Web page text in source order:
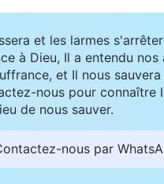
simple parole, Dieu a
choses, et une seule
les gens d’entre les
instantanément
et nous élever jusqu’au
donc pas besoin que
les derniers jours, exprime
du jugement et de la
les hommes.
différence y a-t-il entre
par Dieu dans les
de Dieu qui jugent les
rapportées dans la Bible
et les larmes
à Dieu, Il a entendu nos
et Il nous
nous pour connaître
de nous sauver.
nous par